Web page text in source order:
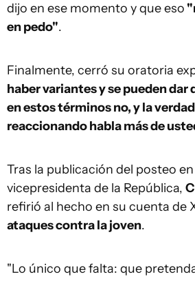
dijo en ese momento y que eso
en pedo".
Finalmente, cerró su oratoria
haber variantes y se pueden dar
en estos términos no, y la
reaccionando habla más de
Tras la publicación del posteo
vicepresidenta de la República,
refirió al hecho en su cuenta de
ataques contra la joven.
"Lo único que falta: que